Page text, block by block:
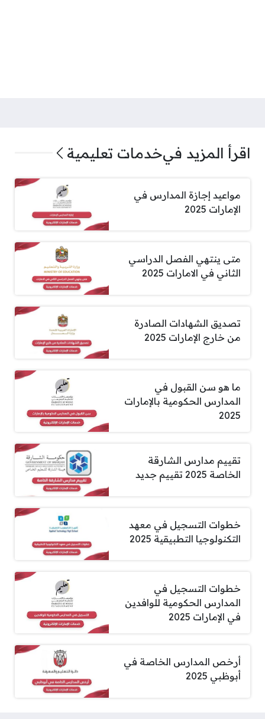
اقرأ المزيد فيخدمات تعليمية
مواعيد إجازة المدارس في
الإمارات 2025
متى ينتهي الفصل الدراسي
الثاني في الامارات 2025
تصديق الشهادات الصادرة
من خارج الإمارات 2025
ما هو سن القبول في
المدارس الحكومية بالإمارات
2025
تقييم مدارس الشارقة
الخاصة 2025 تقييم جديد
خطوات التسجيل في معهد
التكنولوجيا التطبيقية 2025
خطوات التسجيل في
المدارس الحكومية للوافدين
في الإمارات 2025
أرخص المدارس الخاصة في
أبوظبي 2025